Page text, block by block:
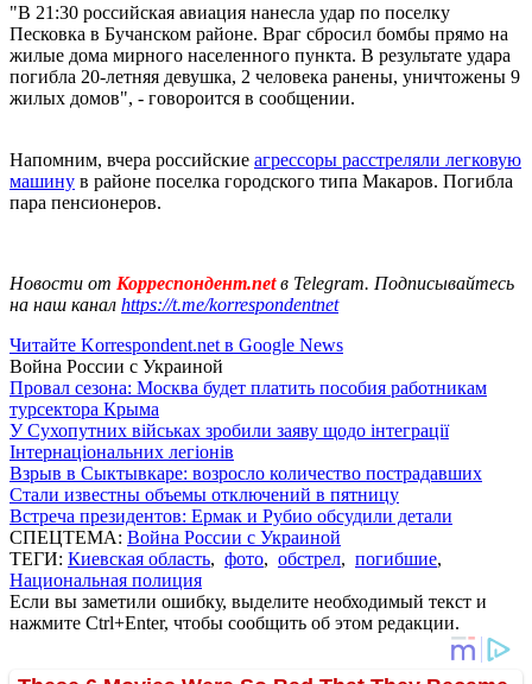
"В 21:30 российская авиация нанесла удар по поселку
Песковка в Бучанском районе. Враг сбросил бомбы прямо на
жилые дома мирного населенного пункта. В результате удара
погибла 20-летняя девушка, 2 человека ранены, уничтожены 9
жилых домов", - говороится в сообщении.
Напомним, вчера российские агрессоры расстреляли легковую
машину в районе поселка городского типа Макаров. Погибла
пара пенсионеров.
Новости от Корреспондент.netв Telegram. Подписывайтесь
на наш канал https://t.me/korrespondentnet
Читайте Korrespondent.net в Google News
Война России с Украиной
Провал сезона: Москва будет платить пособия работникам
турсектора Крыма
У Сухопутних військах зробили заяву щодо інтеграції
Інтернаціональних легіонів
Взрыв в Сыктывкаре: возросло количество пострадавших
Стали известны объемы отключений в пятницу
Встреча президентов: Ермак и Рубио обсудили детали
СПЕЦТЕМА: Война России с Украиной
ТЕГИ: Киевская область, фото, обстрел, погибшие,
Национальная полиция
Если вы заметили ошибку, выделите необходимый текст и
нажмите Ctrl+Enter, чтобы сообщить об этом редакции.